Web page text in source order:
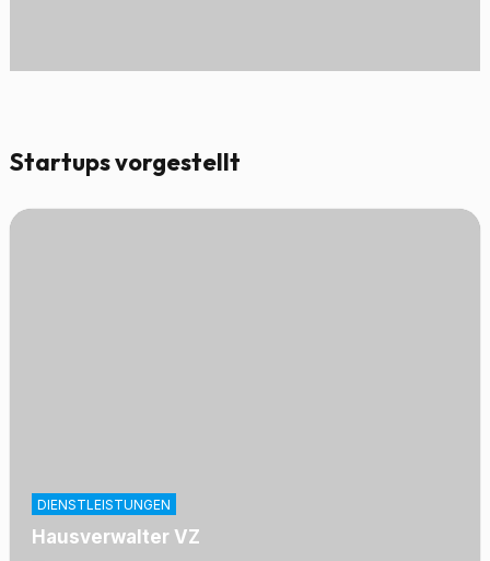
Startups vorgestellt
DIENSTLEISTUNGEN
Hausverwalter VZ